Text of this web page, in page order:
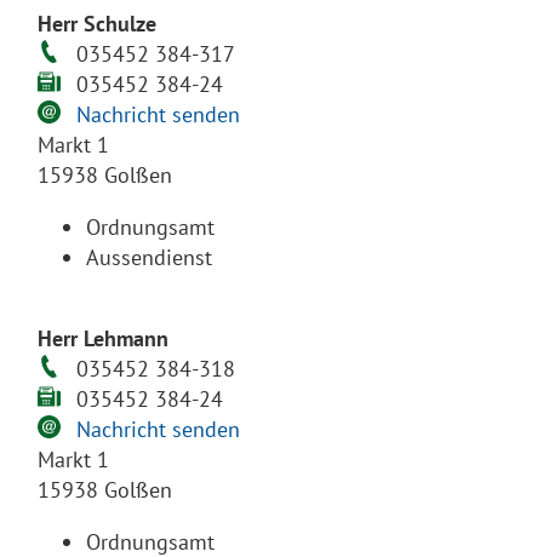
Herr Schulze
035452 384-317
035452 384-24
Nachricht senden
Markt 1
15938 Golßen
Ordnungsamt
Aussendienst
Herr Lehmann
035452 384-318
035452 384-24
Nachricht senden
Markt 1
15938 Golßen
Ordnungsamt